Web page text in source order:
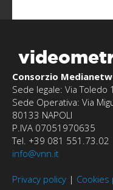
Consorzio
Sede legale: Via Toledo
Sede Operativa: Via
80133 NAPOLI
P.IVA 07051970635
Tel. +39 081 551.73.02
info@vnn.it
Privacy policy | Cookies